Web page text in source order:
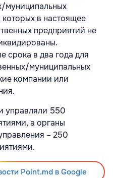
муниципальных
в настоящее
предприятий не
срока в два года для
муниципальных
компании или
управляли 550
а органы
– 250
Point.md в Google